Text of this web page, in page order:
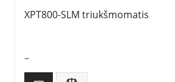
XPT800-SLM triukšmomatis
–